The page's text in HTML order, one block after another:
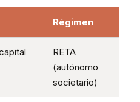
Régimen
RETA
(autónomo
societario)